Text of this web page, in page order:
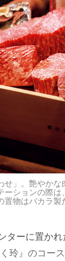
せ」。艶やか
ーションの際は
置物はバカラ製
ターに置か
玲』のコー